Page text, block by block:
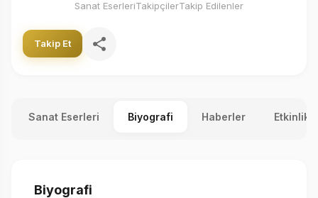
Sanat EserleriTakipçilerTakip Edilenler
Takip Et
Sanat Eserleri Biyografi Haberler
Biyografi